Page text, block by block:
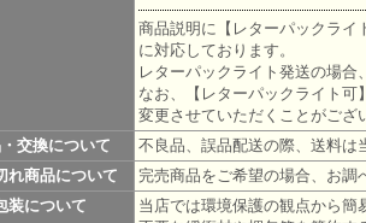
商品説明に【レターパックライ
に対応しております。
レターパックライト発送の場合
なお、【レターパックライト可
変更させていただくことがござ
交換について
不良品、誤品配送の際、送料は
れ商品について
完売商品をご希望の場合、お調
装について
当店では環境保護の観点から簡